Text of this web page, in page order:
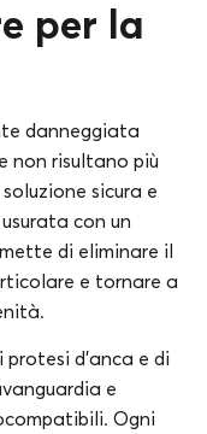
per la
danneggiata
non risultano più
sicura e
con un
di eliminare il
e tornare a
d’anca e di
e
Ogni